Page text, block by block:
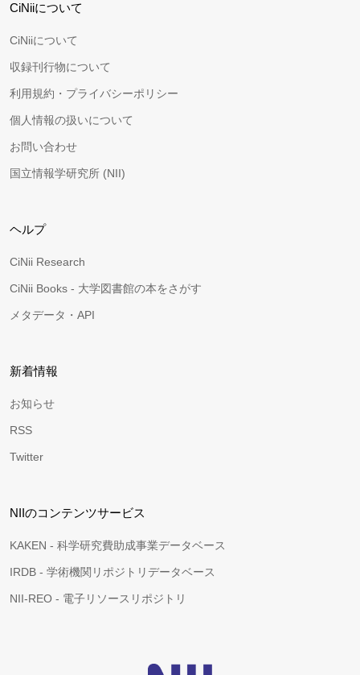
CiNiiについて
CiNiiについて
収録刊行物について
利用規約・プライバシーポリシー
個人情報の扱いについて
お問い合わせ
国立情報学研究所 (NII)
ヘルプ
CiNii Research
CiNii Books - 大学図書館の本をさがす
メタデータ・API
新着情報
お知らせ
RSS
Twitter
NIIのコンテンツサービス
KAKEN - 科学研究費助成事業データベース
IRDB - 学術機関リポジトリデータベース
NII-REO - 電子リソースリポジトリ